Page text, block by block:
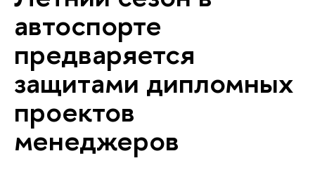
автоспорте
предваряется
защитами дипломных
проектов
менеджеров